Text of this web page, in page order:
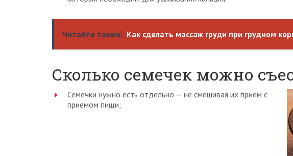
Читайте также: Как сделать массаж груди при грудном
Сколько семечек можно
Семечки нужно есть отдельно — не смешивая их прием с
приемом пищи;